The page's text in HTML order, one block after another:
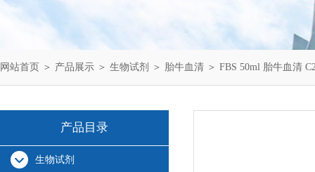
网站首页 ＞ 产品展示 ＞ 生物试剂 ＞ 胎牛血清 ＞ FBS 50ml 胎牛血清
产品目录
生物试剂